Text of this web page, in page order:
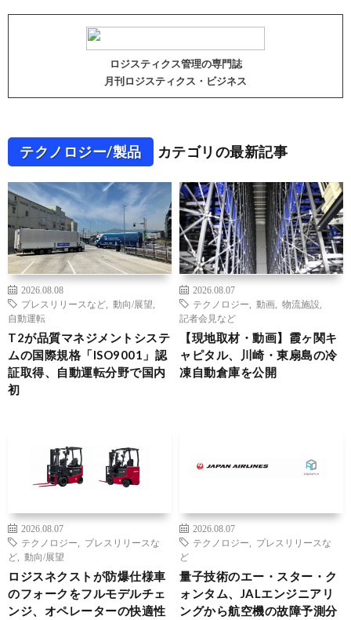
ロジスティクス管理の専門誌
月刊ロジスティクス・ビジネス
テクノロジー/製品 カテゴリの最新記事
2026.08.08
プレスリリースなど
動向/展望
自動運転
T2が品質マネジメントシステ
ムの国際規格「ISO9001」認
証取得、自動運転分野で国内
初
2026.08.07
テクノロジー
動画 物流施設
記者会見など
【現地取材・動画】霞ヶ関キ
ャピタル、川崎・東扇島の冷
凍自動倉庫を公開
2026.08.07
テクノロジー
プレスリリースな
ど
動向/展望
ロジスネクストが防爆仕様車
のフォークをフルモデルチェ
ンジ、オペレーターの快適性
2026.08.07
テクノロジー
プレスリリースな
ど
量子技術のエー・スター・ク
ォンタム、JALエンジニアリ
ングから航空機の故障予測分